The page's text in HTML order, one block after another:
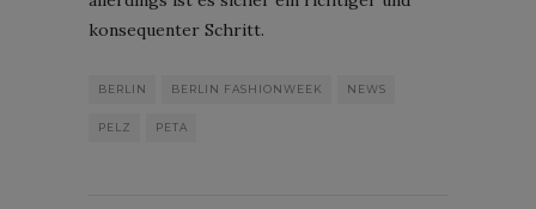
konsequenter Schritt.
BERLIN BERLIN FASHIONWEEK NEWS
PELZ PETA